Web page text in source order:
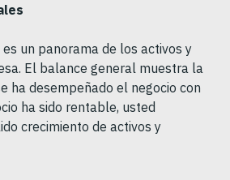
un panorama de los activos y
El balance general muestra la
ha desempeñado el negocio con
ha sido rentable, usted
crecimiento de activos y